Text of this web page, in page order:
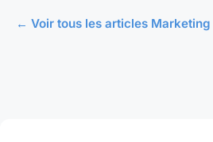
← Voir tous les articles Marketing